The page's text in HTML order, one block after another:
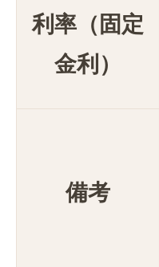
利率（固定
金利）
備考